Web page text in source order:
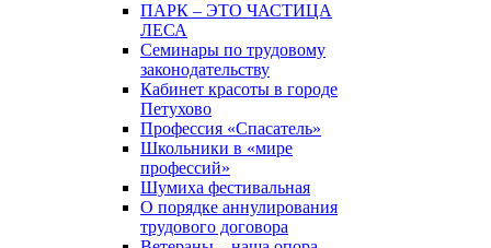
ПАРК – ЭТО ЧАСТИЦА
ЛЕСА
Семинары по трудовому
законодательству
Кабинет красоты в городе
Петухово
Профессия «Спасатель»
Школьники в «мире
профессий»
Шумиха фестивальная
О порядке аннулирования
трудового договора